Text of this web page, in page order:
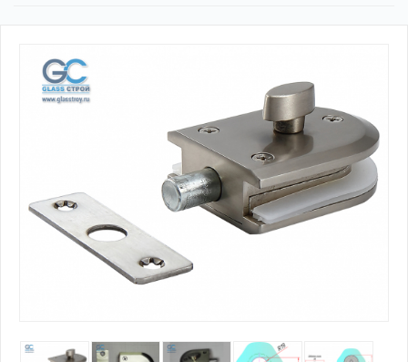
Зажимные профили
Фурнитура для межкомнатных дверей
Фурнитура для душевых ограждений (раздвижная
Фурнитура для душевых ограждений (распашная серия)
Двери межкомнатные цельностеклянные